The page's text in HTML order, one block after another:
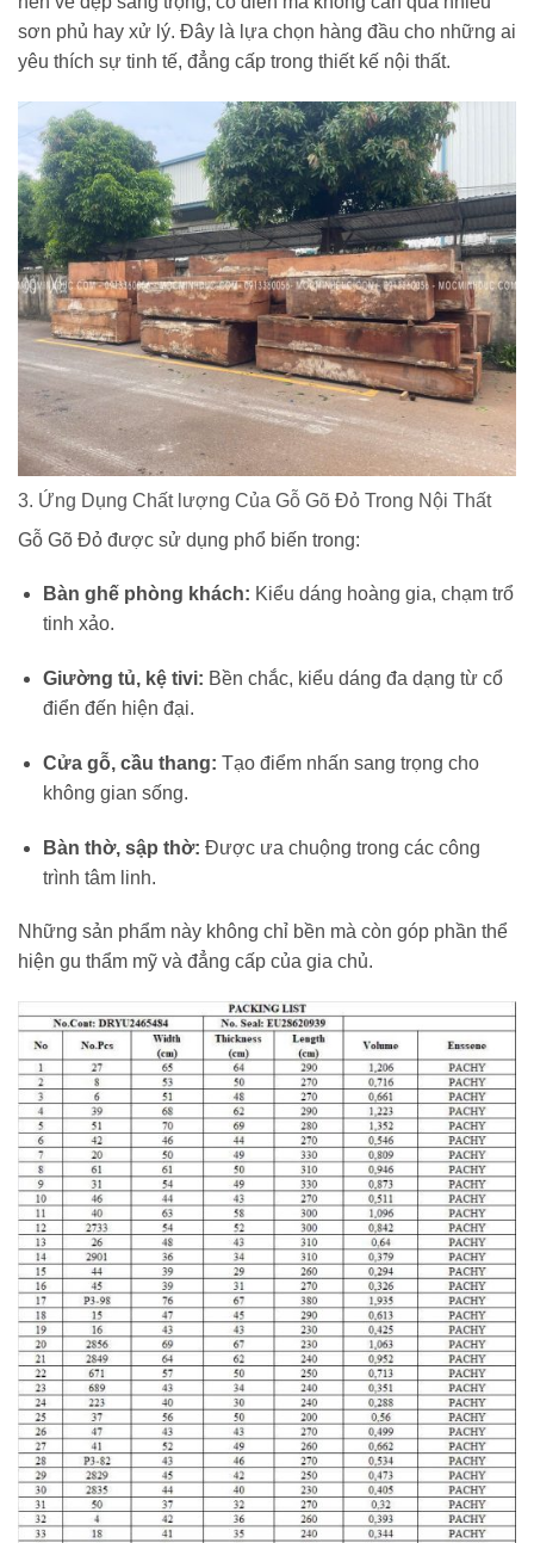
sơn phủ hay xử lý. Đây là lựa chọn hàng đầu cho những ai
yêu thích sự tinh tế, đẳng cấp trong thiết kế nội thất.
3. Ứng Dụng Chất lượng Của Gỗ Gõ Đỏ Trong Nội Thất
Gỗ Gõ Đỏ được sử dụng phổ biến trong:
Bàn ghế phòng khách: Kiểu dáng hoàng gia, chạm trổ
tinh xảo.
Giường tủ, kệ tivi: Bền chắc, kiểu dáng đa dạng từ cổ
điển đến hiện đại.
Cửa gỗ, cầu thang: Tạo điểm nhấn sang trọng cho
không gian sống.
Bàn thờ, sập thờ: Được ưa chuộng trong các công
trình tâm linh.
Những sản phẩm này không chỉ bền mà còn góp phần thể
hiện gu thẩm mỹ và đẳng cấp của gia chủ.